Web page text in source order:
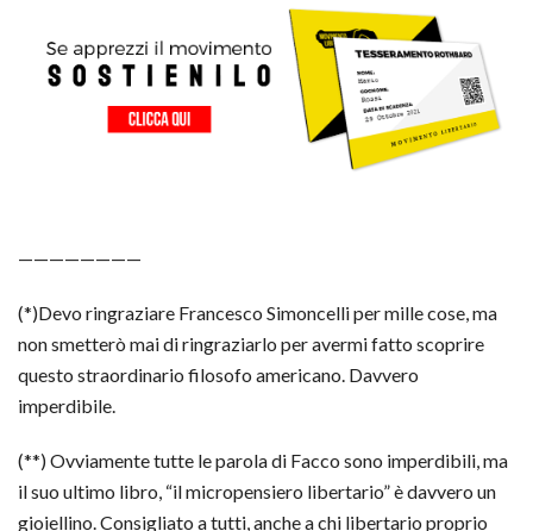
————————
(*)Devo ringraziare Francesco Simoncelli per mille cose, ma
non smetterò mai di ringraziarlo per avermi fatto scoprire
questo straordinario filosofo americano. Davvero
imperdibile.
(**) Ovviamente tutte le parola di Facco sono imperdibili, ma
il suo ultimo libro, “il micropensiero libertario” è davvero un
gioiellino. Consigliato a tutti, anche a chi libertario proprio